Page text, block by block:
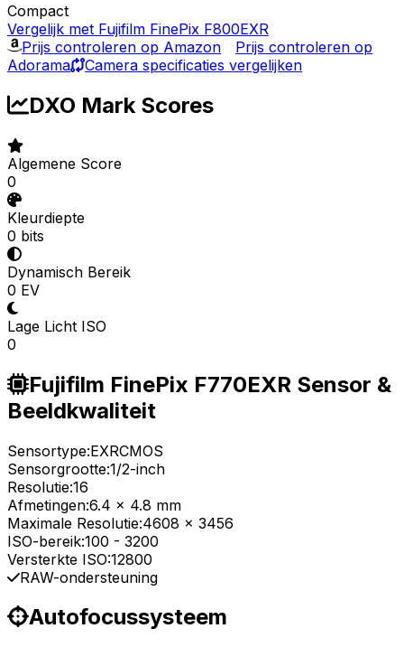
Compact
Vergelijk met Fujifilm FinePix F800EXR
Prijs controleren op Amazon
Prijs controleren op
Adorama
Camera specificaties vergelijken
DXO Mark Scores
Algemene Score
0
Kleurdiepte
0 bits
Dynamisch Bereik
0 EV
Lage Licht ISO
0
Fujifilm FinePix F770EXR Sensor &
Beeldkwaliteit
Sensortype:EXRCMOS
Sensorgrootte:1/2-inch
Resolutie:16
Afmetingen:6.4 x 4.8 mm
Maximale Resolutie:4608 x 3456
ISO-bereik:100 - 3200
Versterkte ISO:12800
RAW-ondersteuning
Autofocussysteem